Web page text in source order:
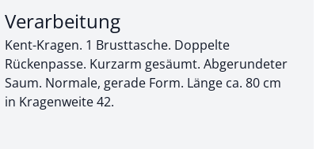
Abschnitt 2 von 3:
Verarbeitung
Kent-Kragen. 1 Brusttasche. Doppelte
Rückenpasse. Kurzarm gesäumt. Abgerundeter
Saum. Normale, gerade Form. Länge ca. 80 cm
in Kragenweite 42.